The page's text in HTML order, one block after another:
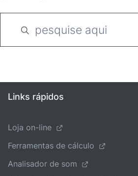
Links rápidos
Loja on-line
Ferramentas de cálculo
Analisador de som